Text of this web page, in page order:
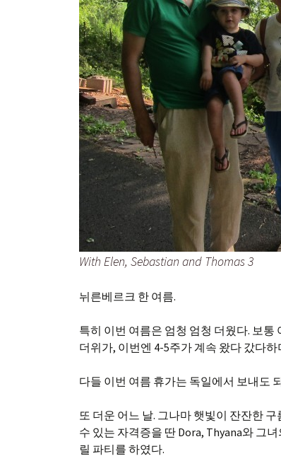
With Elen, Sebastian and Thomas 3
뉘른베르크 한 여름.
특히 이번 여름은 엄청 엄청 더웠다. 보통
더위가, 이번엔 4-5주가 계속 왔다 갔다하
다들 이번 여름 휴가는 독일에서 보내도
또 더운 어느 날. 그나마 햇빛이 잔잔한
수 있는 자격증을 딴 Dora, Thyana와 그
릴 파티를 하였다.